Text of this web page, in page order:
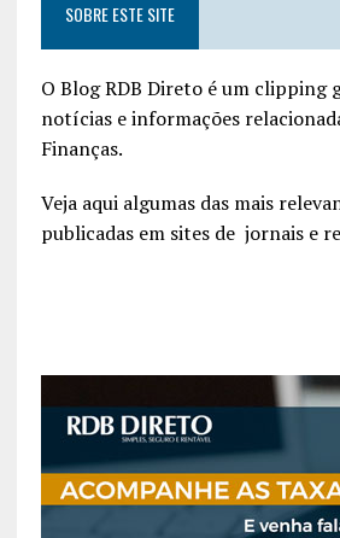
SOBRE ESTE SITE
O Blog RDB Direto é um clipping
notícias e informações
Finanças.
Veja aqui algumas das mais
publicadas em sites de jornais e